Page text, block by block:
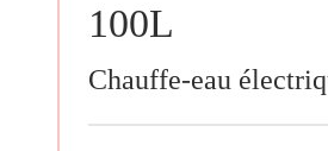
100L
Chauffe-eau